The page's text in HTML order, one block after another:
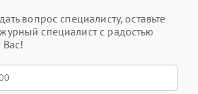
вопрос специалисту, оставьте
специалист с радостью
Вас!